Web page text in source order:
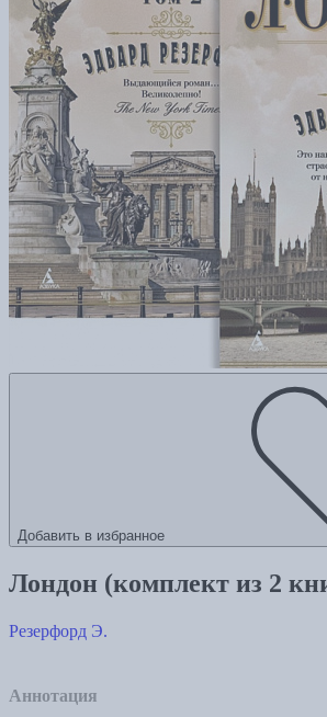
Добавить в избранное
Лондон (комплект из 2
Резерфорд Э.
Аннотация